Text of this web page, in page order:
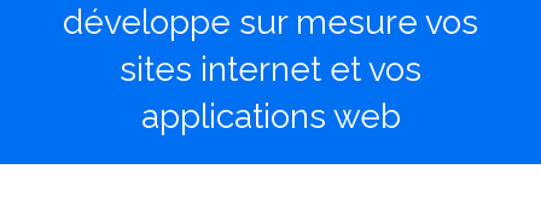
développe sur mesure vos
sites internet et vos
applications web